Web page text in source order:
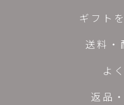
ギフト
送料・
よ
返品